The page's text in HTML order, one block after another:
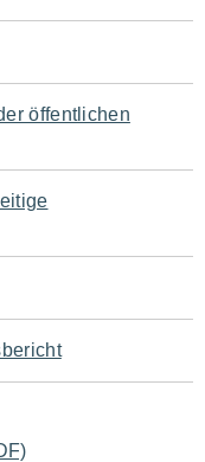
öffentlichen